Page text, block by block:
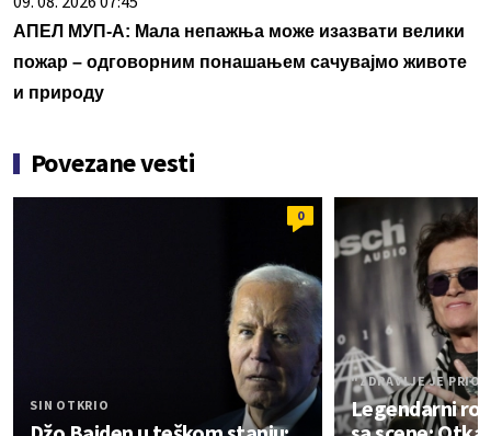
АПЕЛ МУП-А: Мала непажња може изазвати велики
пожар – одговорним понашањем сачувајмо животе
и природу
Povezane vesti
0
SIN OTKRIO
"ZDRAVLJE JE
Legendarni